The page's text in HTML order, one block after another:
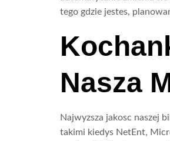
tego gdzie jestes,
Nasza
Najwyzsza jakosc naszej
takimi kiedys NetEnt,